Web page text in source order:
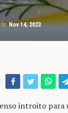
Nov 14, 2023
introito para